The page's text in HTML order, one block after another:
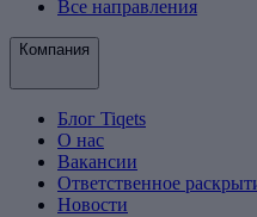
Все направления
Компания
Блог Tiqets
О нас
Вакансии
Ответственное
Новости